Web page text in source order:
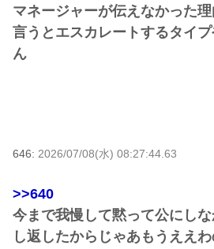
マネージャーが伝えなかった
言うとエスカレートするタイ
ん
646: 2026/07/08(水) 08:27:44.63
>>640
今まで我慢して黙って公にし
し返したからじゃあもうええ